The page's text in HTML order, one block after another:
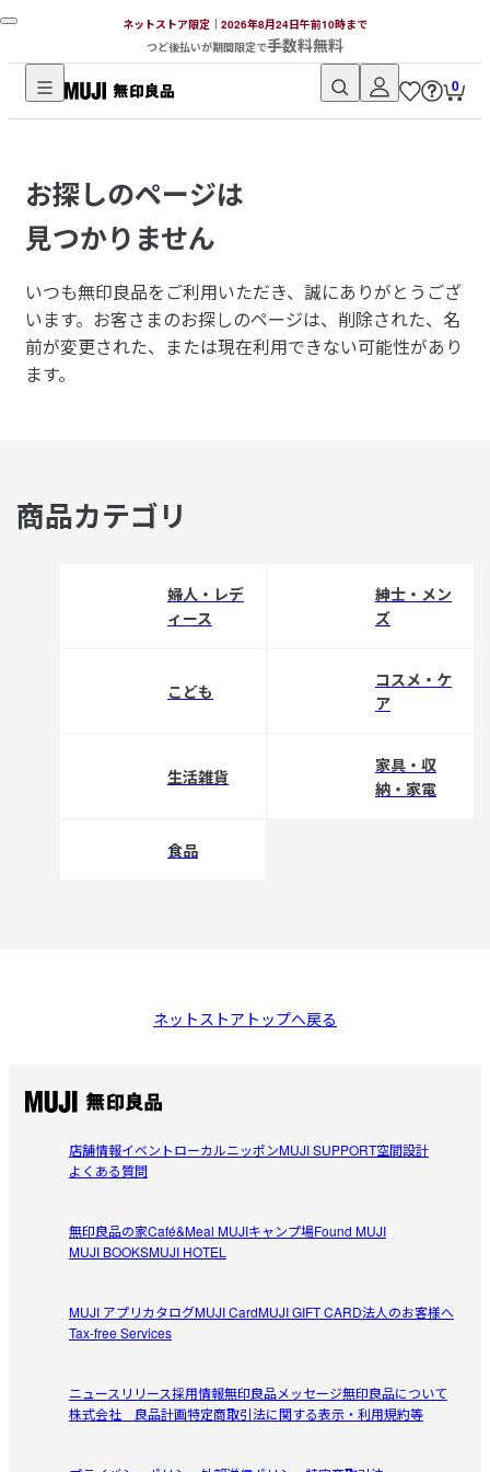
ネットストア限定｜2026年8月24日午前10時まで
つど後払いが期間限定で手数料無料
無
品
ネ
ッ
ト
ス
ト
ア
0
お探しのページは
見つかりません
いつも無印良品をご利用いただき、誠にありがとうござ
います。 お客さまのお探しのページは、削除された、名
前が変更された、または現在利用できない可能性があり
ます。
商品カテゴリ
婦人・レデ
ィース
紳士・メン
ズ
こども
コスメ・ケ
ア
生活雑貨
家具・収
納・家電
食品
ネットストアトップへ戻る
店舗情報イベントローカルニッポンMUJI SUPPORT空間設計
よくある質問
無印良品の家Café&Meal MUJIキャンプ場Found MUJI
MUJI BOOKSMUJI HOTEL
MUJI アプリカタログMUJI CardMUJI GIFT CARD法人のお客様へ
Tax-free Services
ニュースリリース採用情報無印良品メッセージ無印良品について
株式会社 良品計画特定商取引法に関する表示・利用規約等